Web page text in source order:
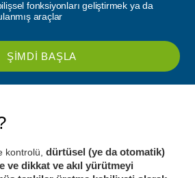
fonksiyonları geliştirmek ya da
araçlar
ŞIMDI BAŞLA
kontrolü,dürtüsel (ye da otomatik)
ve dikkat ve akıl yürütmeyi